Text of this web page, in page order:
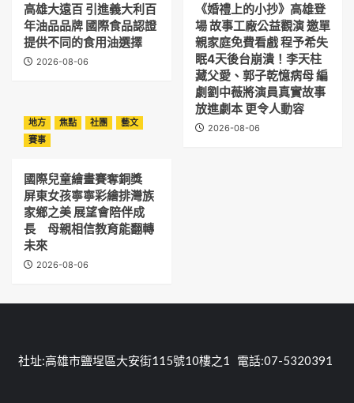
高雄大遠百 引進義大利百
年油品品牌 國際食品認證
提供不同的食用油選擇
2026-08-06
《婚禮上的小抄》高雄登
場 故事工廠公益觀演 邀單
親家庭免費看戲 程予希失
眠4天後台崩潰！李天柱
藏父愛、郭子乾憶病母 編
劇劉中薇將演員真實故事
放進劇本 更令人動容
2026-08-06
地方 焦點 社團
藝文
賽事
國際兒童繪畫賽奪銅獎
屏東女孩寧寧彩繪排灣族
家鄉之美 展望會陪伴成
長 母親相信教育能翻轉
未來
2026-08-06
社址:高雄市鹽埕區大安街115號10樓之1 電話:07-5320391